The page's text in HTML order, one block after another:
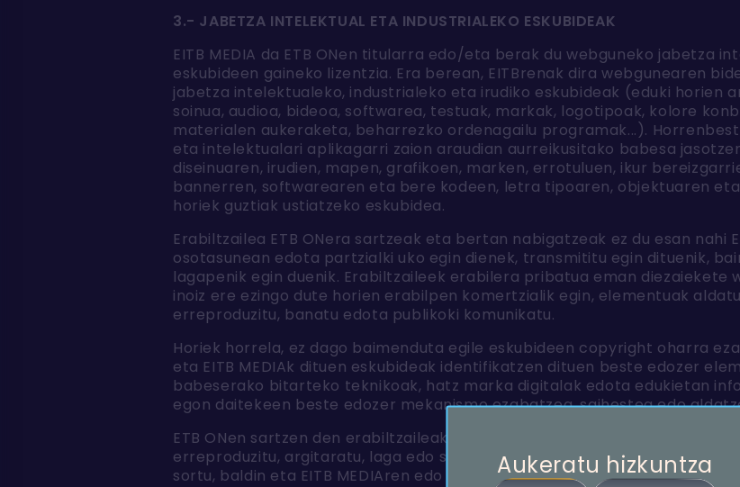
3.- JABETZA INTELEKTUAL ETA INDUSTRIALEKO ESKUBIDEAK
EITB MEDIA da ETB ONen titularra edo/eta berak du webguneko jabetza
eskubideen gaineko lizentzia. Era berean, EITBrenak dira webgunearen
jabetza intelektualeko, industrialeko eta irudiko eskubideak (eduki horien
soinua, audioa, bideoa, softwarea, testuak, markak, logotipoak, kolore
materialen aukeraketa, beharrezko ordenagailu programak...).
eta intelektualari aplikagarri zaion araudian aurreikusitako babesa
diseinuaren, irudien, mapen, grafikoen, marken, errotuluen, ikur
bannerren, softwarearen eta bere kodeen, letra tipoaren, objektuaren
horiek guztiak ustiatzeko eskubidea.
Erabiltzailea ETB ONera sartzeak eta bertan nabigatzeak ez du esan nahi
osotasunean edota partzialki uko egin dienek, transmititu egin dituenik,
lagapenik egin duenik. Erabiltzaileek erabilera pribatua eman diezaiekete
inoiz ere ezingo dute horien erabilpen komertzialik egin, elementuak
erreproduzitu, banatu edota publikoki komunikatu.
Horiek horrela, ez dago baimenduta egile eskubideen copyright oharra
eta EITB MEDIAk dituen eskubideak identifikatzen dituen beste edozer
babeserako bitarteko teknikoak, hatz marka digitalak edota edukietan
egon daitekeen beste edozer mekanismo ezabatzea, saihestea edo
ETB ONen sartzen den erabiltzaileak ezingo ditu aipatutako elementu
erreproduzitu, argitaratu, laga edo saldu, edota eskuratutako
sortu, baldin eta EITB MEDIAren edo dagokien eskubideen titularraren
Aukeratu hizkuntza